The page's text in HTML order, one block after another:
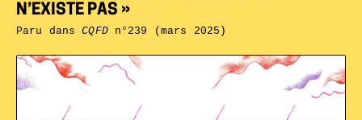
N’EXISTE PAS »
Paru dansCQFDn°239 (mars 2025)